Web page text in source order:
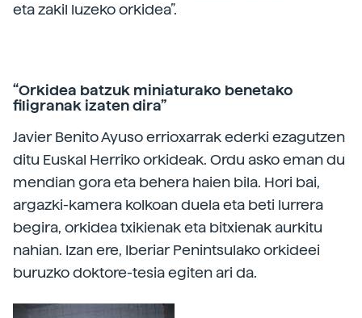
eta zakil luzeko orkidea”.
“Orkidea batzuk miniaturako benetako
filigranak izaten dira”
Javier Benito Ayuso errioxarrak ederki ezagutzen
ditu Euskal Herriko orkideak. Ordu asko eman du
mendian gora eta behera haien bila. Hori bai,
argazki-kamera kolkoan duela eta beti lurrera
begira, orkidea txikienak eta bitxienak aurkitu
nahian. Izan ere, Iberiar Penintsulako orkideei
buruzko doktore-tesia egiten ari da.